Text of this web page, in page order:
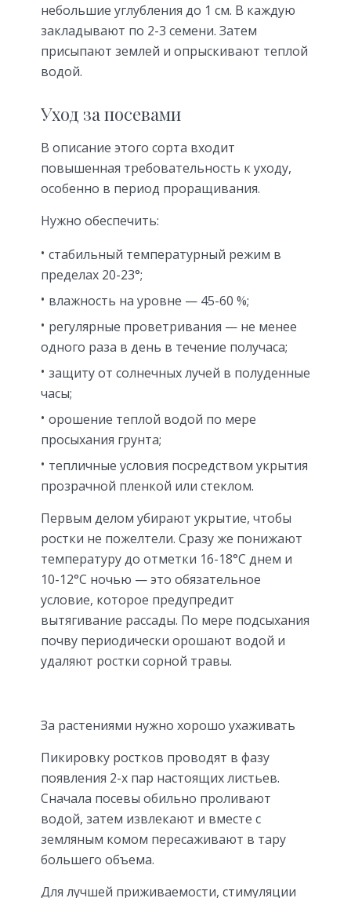
небольшие углубления до 1 см. В каждую
закладывают по 2-3 семени. Затем
присыпают землей и опрыскивают теплой
водой.
Уход за посевами
В описание этого сорта входит
повышенная требовательность к уходу,
особенно в период проращивания.
Нужно обеспечить:
стабильный температурный режим в
пределах 20-23°;
влажность на уровне — 45-60 %;
регулярные проветривания — не менее
одного раза в день в течение получаса;
защиту от солнечных лучей в полуденные
часы;
орошение теплой водой по мере
просыхания грунта;
тепличные условия посредством укрытия
прозрачной пленкой или стеклом.
Первым делом убирают укрытие, чтобы
ростки не пожелтели. Сразу же понижают
температуру до отметки 16-18°С днем и
10-12°С ночью — это обязательное
условие, которое предупредит
вытягивание рассады. По мере подсыхания
почву периодически орошают водой и
удаляют ростки сорной травы.
За растениями нужно хорошо ухаживать
Пикировку ростков проводят в фазу
появления 2-х пар настоящих листьев.
Сначала посевы обильно проливают
водой, затем извлекают и вместе с
земляным комом пересаживают в тару
большего объема.
Для лучшей приживаемости, стимуляции